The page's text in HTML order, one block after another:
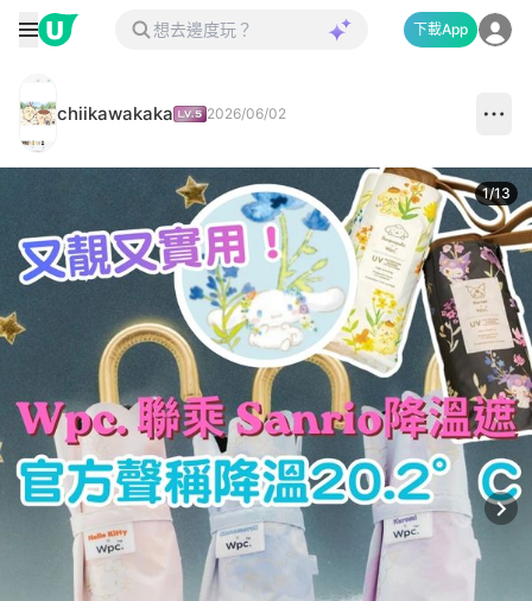
下載App
chiikawakaka 2026/06/02
1/13